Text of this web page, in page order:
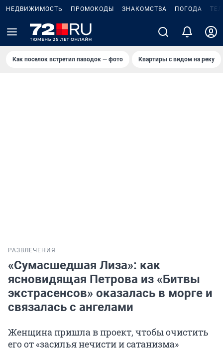
НЕДВИЖИМОСТЬ ПРОМОКОДЫ ЗНАКОМСТВА ПОГОДА
Как поселок встретил паводок — фото Квартиры с видом на реку
РАЗВЛЕЧЕНИЯ
«Сумасшедшая Лиза»: как
ясновидящая Петрова из «Битвы
экстрасенсов» оказалась в морге и
связалась с ангелами
Женщина пришла в проект, чтобы очистить
его от «засилья нечисти и сатанизма»